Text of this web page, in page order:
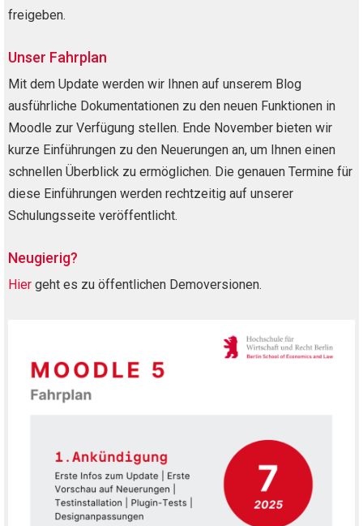
freigeben.
Unser Fahrplan
Mit dem Update werden wir Ihnen auf unserem Blog
ausführliche Dokumentationen zu den neuen Funktionen in
Moodle zur Verfügung stellen. Ende November bieten wir
kurze Einführungen zu den Neuerungen an, um Ihnen einen
schnellen Überblick zu ermöglichen. Die genauen Termine für
diese Einführungen werden rechtzeitig auf unserer
Schulungsseite veröffentlicht.
Neugierig?
Hier geht es zu öffentlichen Demoversionen.